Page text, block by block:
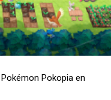
Pokopia en